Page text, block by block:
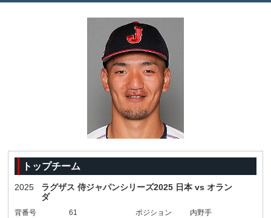
トップチーム
2025
ラグザス 侍ジャパンシリーズ2025 日本 vs オラン
ダ
背番号 61 ポジション
内野手